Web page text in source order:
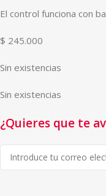
El control funciona con
$ 245.000
Sin existencias
Sin existencias
¿Quieres que te